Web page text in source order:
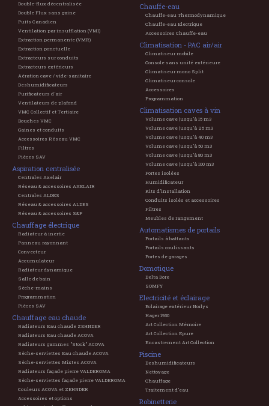
Double-flux décentralisée
Double Flux sans gaine
Puits Canadien
Ventilation par insufflation (VMI)
Extraction permanente (VMR)
Extraction ponctuelle
Extracteurs sur conduits
Extracteurs extérieurs
Aération cave / vide-sanitaire
Deshumidificateurs
Purificateurs d'air
Ventilateurs de plafond
VMC Collectif et Tertiaire
Bouches VMC
Gaines et conduits
Accessoires Réseau VMC
Filtres
Pièces SAV
Aspiration centralisée
Centrales Axelair
Réseau & accessoires AXELAIR
Centrales ALDES
Réseau & accessoires ALDES
Réseau & accessoires S&P
Chauffage électrique
Radiateur à inertie
Panneau rayonnant
Convecteur
Accumulateur
Radiateur dynamique
Salle de bain
Sèche-mains
Programmation
Pièces SAV
Chauffage eau chaude
Radiateurs Eau chaude ZEHNDER
Radiateurs Eau chaude ACOVA
Radiateurs gammes "Stock" ACOVA
Sèche-serviettes Eau chaude ACOVA
Sèche-serviettes Mixtes ACOVA
Radiateurs façade pierre VALDEROMA
Sèche-serviettes façade pierre VALDEROMA
Couleurs ACOVA et ZEHNDER
Accessoires et options
Chauffe-eau
Chauffe-eau Thermodynamique
Chauffe-eau Electrique
Accessoires Chauffe-eau
Climatisation - PAC air/air
Climatiseur mobile
Console sans unité extérieure
Climatiseur mono Split
Climatiseur console
Accessoires
Programmation
Climatisation caves à vin
Volume cave jusqu'à 15 m3
Volume cave jusqu'à 25 m3
Volume cave jusqu'à 40 m3
Volume cave jusqu'à 50 m3
Volume cave jusqu'à 80 m3
Volume cave jusqu'à 100 m3
Portes isolées
Humidificateur
Kits d'installation
Conduits isolés et accessoires
Filtres
Meubles de rangement
Automatismes de portails
Portails à battants
Portails coulissants
Portes de garages
Domotique
Delta Dore
SOMFY
Electricité et éclairage
Eclairage extérieur Norlys
Hager 1930
Art Collection Mémoire
Art Collection Epure
Encastrement Art Collection
Piscine
Deshumidificateurs
Nettoyage
Chauffage
Traitement d'eau
Robinetterie